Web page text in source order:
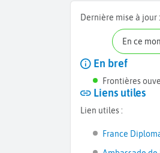
Dernière mise à jour :
En ce
En bref
Frontières
Liens utiles
Lien utiles :
France